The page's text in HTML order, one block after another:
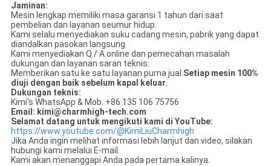
Jaminan:
Mesin lengkap memiliki masa garansi 1 tahun dari saat
pembelian dan layanan seumur hidup.
Kami selalu menyediakan suku cadang mesin, pabrik yang dapat
diandalkan pasokan langsung.
Kami menyediakan Q / A online dan pemecahan masalah
dukungan dan layanan saran teknis.
Memberikan satu ke satu layanan purna jual. Setiap mesin 100%
diuji dengan baik sebelum kapal keluar.
Dukungan teknis:
Kimi's WhatsApp & Mob: +86 135 106 75756
Email: kimi@charmhigh-tech.com
Selamat datang untuk mengikuti kami di YouTube:
https://www.youtube.com/@KimiLiuCharmhigh
Jika Anda ingin melihat informasi lebih lanjut dan video, silakan
hubungi kami melalui E-mail.
Kami akan menanggapi Anda pada pertama kalinya.